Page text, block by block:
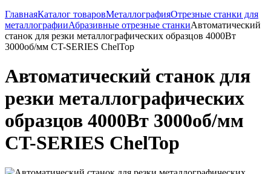
ГлавнаяКаталог товаровМеталлографияОтрезные станки для
металлографииАбразивные отрезные станкиАвтоматический
станок для резки металлографических образцов 4000Вт
3000об/мм CT-SERIES ChelTop
Автоматический станок для
резки металлографических
образцов 4000Вт 3000об/мм
CT-SERIES ChelTop